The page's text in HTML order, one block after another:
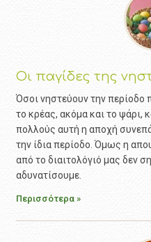
Οι παγίδες της
Όσοι νηστεύουν την περίοδο
το κρέας, ακόμα και το ψάρι,
πολλούς αυτή η αποχή
την ίδια περίοδο. Όμως η
από το διαιτολόγιό μας δεν
αδυνατίσουμε.
Περισσότερα »